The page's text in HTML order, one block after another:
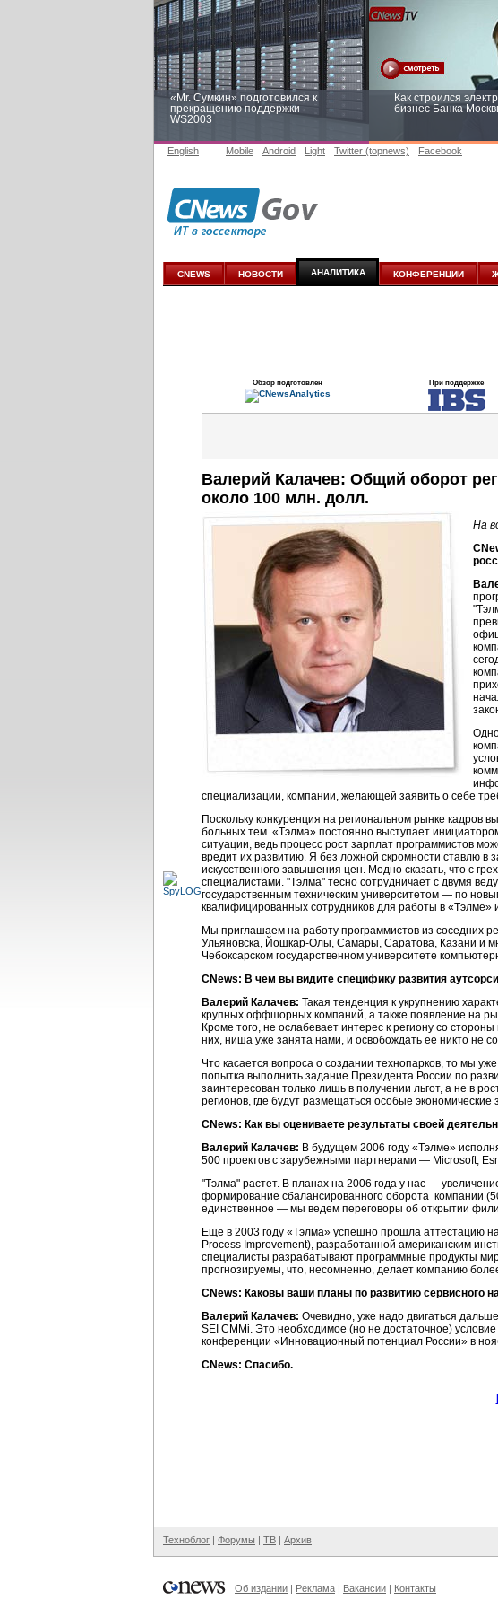
«Mr. Сумкин» подготовился к
прекращению поддержки
WS2003
Как строился
бизнес Банка
Заоблачная оптимизация: как
аналитике
English Mobile Android Light Twitter (topnews) Facebook
CNEWS НОВОСТИ АНАЛИТИКА КОНФЕРЕНЦИИ
Обзор подготовлен При поддержке
Валерий Калачев: Общий оборот
около 100 млн. долл.
На
специализации, компании, желающей заявить о себе
Поскольку конкуренция на региональном рынке кадров
больных тем. «Тэлма» постоянно выступает
ситуации, ведь процесс рост зарплат программистов
вредит их развитию. Я без ложной скромности ставлю в
искусственного завышения цен. Модно сказать, что с
специалистами. "Тэлма" тесно сотрудничает с двумя
государственным техническим университетом — по
квалифицированных сотрудников для работы в
Мы приглашаем на работу программистов из соседних
Ульяновска, Йошкар-Олы, Самары, Саратова, Казани и
Чебоксарском государственном университете
CNews: В чем вы видите специфику развития
Валерий Калачев: Такая тенденция к укрупнению
крупных оффшорных компаний, а также появление на
Кроме того, не ослабевает интерес к региону со
них, ниша уже занята нами, и освобождать ее никто не
Что касается вопроса о создании технопарков, то мы
попытка выполнить задание Президента России по
заинтересован только лишь в получении льгот, а не в
регионов, где будут размещаться особые
CNews: Как вы оцениваете результаты своей
Валерий Калачев: В будущем 2006 году «Тэлме»
500 проектов с зарубежными партнерами — Microsoft,
"Тэлма" растет. В планах на 2006 года у нас —
формирование сбалансированного оборота компании
единственное — мы ведем переговоры об открытии
Еще в 2003 году «Тэлма» успешно прошла аттестацию
Process Improvement), разработанной американским
специалисты разрабатывают программные продукты
прогнозируемы, что, несомненно, делает компанию
CNews: Каковы ваши планы по развитию сервисного
Валерий Калачев: Очевидно, уже надо двигаться
SEI СММi. Это необходимое (но не достаточное)
конференции «Инновационный потенциал России» в
CNews: Спасибо.
Техноблог | Форумы | ТВ | Архив
Об издании | Реклама | Вакансии | Контакты